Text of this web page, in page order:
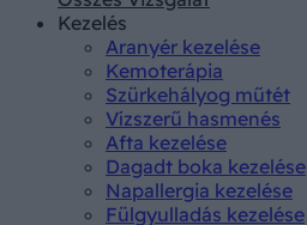
Kezelés
Aranyér kezelése
Kemoterápia
Szürkehályog műtét
Vízszerű hasmenés
Afta kezelése
Dagadt boka kezelése
Napallergia kezelése
Fülgyulladás kezelése